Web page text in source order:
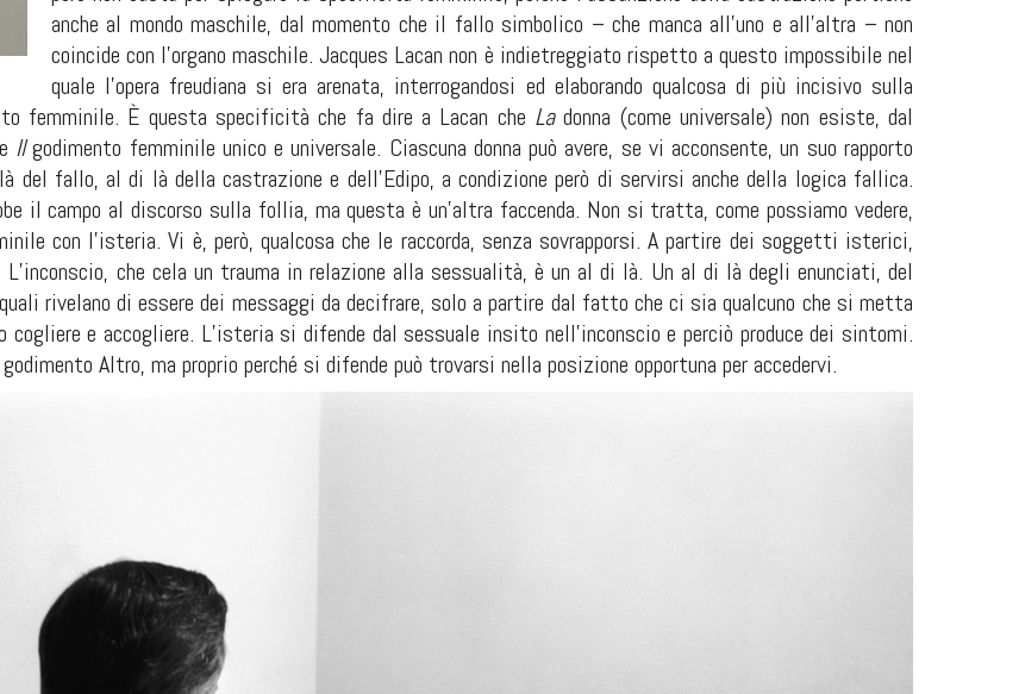
anche al mondo maschile, dal momento che il fallo simbolico – che manca all’uno e all’altra – non
coincide con l’organo maschile. Jacques Lacan non è indietreggiato rispetto a questo impossibile nel
quale l’opera freudiana si era arenata, interrogandosi ed elaborando qualcosa di più incisivo sulla
femminile. È questa specificità che fa dire a Lacan che Ladonna (come universale) non esiste, dal
Ilgodimento femminile unico e universale. Ciascuna donna può avere, se vi acconsente, un suo rapporto
del fallo, al di là della castrazione e dell’Edipo, a condizione però di servirsi anche della logica fallica.
il campo al discorso sulla follia, ma questa è un’altra faccenda. Non si tratta, come possiamo vedere,
con l’isteria. Vi è, però, qualcosa che le raccorda, senza sovrapporsi. A partire dei soggetti isterici,
L’inconscio, che cela un trauma in relazione alla sessualità, è un al di là. Un al di là degli enunciati, del
rivelano di essere dei messaggi da decifrare, solo a partire dal fatto che ci sia qualcuno che si metta
cogliere e accogliere. L’isteria si difende dal sessuale insito nell’inconscio e perciò produce dei sintomi.
Altro, ma proprio perché si difende può trovarsi nella posizione opportuna per accedervi.